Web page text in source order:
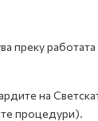
преку
на
процедури).